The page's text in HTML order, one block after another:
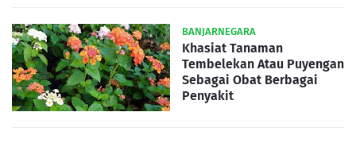
BANJARNEGARA
Khasiat Tanaman
Tembelekan Atau Puyengan
Sebagai Obat Berbagai
Penyakit